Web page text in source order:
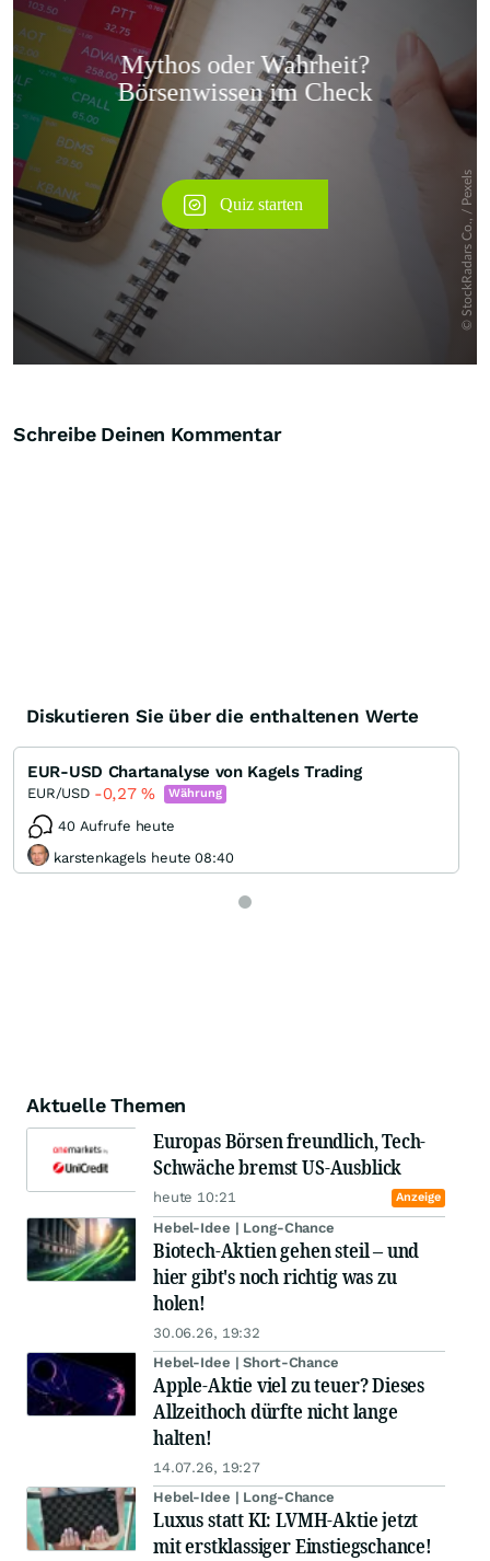
Überspringen
Schreibe Deinen Kommentar
Diskutieren Sie über die enthaltenen Werte
EUR-USD Chartanalyse von Kagels Trading
EUR/USD -0,27% Währung
40 Aufrufe heute
karstenkagels heute 08:40
Aktuelle Themen
Europas Börsen freundlich, Tech-
Schwäche bremst US-Ausblick
heute 10:21 Anzeige
Hebel-Idee | Long-Chance
Biotech-Aktien gehen steil – und
hier gibt's noch richtig was zu
holen!
30.06.26, 19:32
Hebel-Idee | Short-Chance
Apple-Aktie viel zu teuer? Dieses
Allzeithoch dürfte nicht lange
halten!
14.07.26, 19:27
Hebel-Idee | Long-Chance
Luxus statt KI: LVMH-Aktie jetzt
mit erstklassiger Einstiegschance!